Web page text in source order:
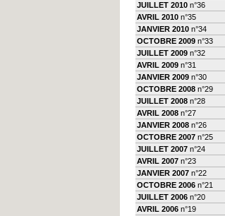
JUILLET 2010 n°36
AVRIL 2010 n°35
JANVIER 2010 n°34
OCTOBRE 2009 n°33
JUILLET 2009 n°32
AVRIL 2009 n°31
JANVIER 2009 n°30
OCTOBRE 2008 n°29
JUILLET 2008 n°28
AVRIL 2008 n°27
JANVIER 2008 n°26
OCTOBRE 2007 n°25
JUILLET 2007 n°24
AVRIL 2007 n°23
JANVIER 2007 n°22
OCTOBRE 2006 n°21
JUILLET 2006 n°20
AVRIL 2006 n°19